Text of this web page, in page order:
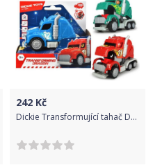
242 Kč
Dickie Transformující tahač Drak 12,5 cm červený